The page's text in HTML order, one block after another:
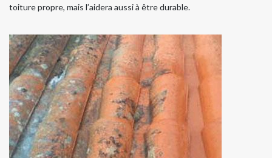
toiture propre, mais l’aidera aussi à être durable.